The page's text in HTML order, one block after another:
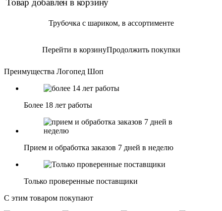
Товар добавлен в корзину
Трубочка с шариком, в ассортименте
Перейти в корзинуПродолжить покупки
Преимущества Логопед Шоп
Более 18 лет работы
Прием и обработка заказов 7 дней в неделю
Только проверенные поставщики
С этим товаром покупают